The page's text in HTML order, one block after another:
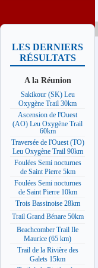
LES DERNIERS
RÉSULTATS
A la Réunion
Sakikour (SK) Leu
Oxygène Trail 30km
Ascension de l'Ouest
(AO) Leu Oxygène Trail
60km
Traversée de l'Ouest (TO)
Leu Oxygène Trail 90km
Foulées Semi nocturnes
de Saint Pierre 5km
Foulées Semi nocturnes
de Saint Pierre 10km
Trois Bassinoise 28km
Trail Grand Bénare 50km
Beachcomber Trail Ile
Maurice (65 km)
Trail de la Rivière des
Galets 15km